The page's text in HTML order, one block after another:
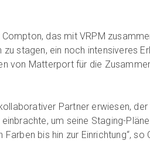
das mit VRPM
stagen, ein noch intensiveres
von Matterport für die
Partner erwiesen,
um seine Staging-
bis hin zur Einrichtung“,